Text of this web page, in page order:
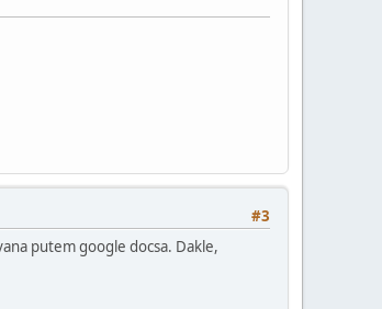
#3
putem google docsa. Dakle,